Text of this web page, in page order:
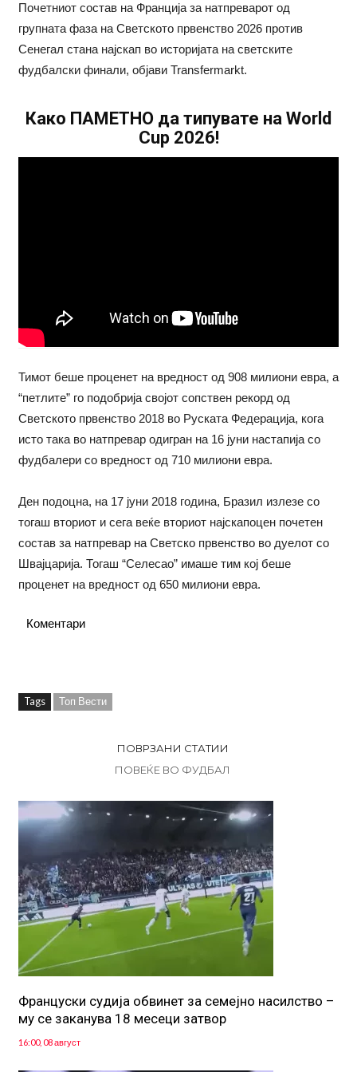
Почетниот состав на Франција за натпреварот од
групната фаза на Светското првенство 2026 против
Сенегал стана најскап во историјата на светските
фудбалски финали, објави Transfermarkt.
Како ПАМЕТНО да типувате на World
Cup 2026!
Тимот беше проценет на вредност од 908 милиони евра, а
“петлите” го подобрија својот сопствен рекорд од
Светското првенство 2018 во Руската Федерација, кога
исто така во натпревар одигран на 16 јуни настапија со
фудбалери со вредност од 710 милиони евра.
Ден подоцна, на 17 јуни 2018 година, Бразил излезе со
тогаш вториот и сега веќе вториот најскапоцен почетен
состав за натпревар на Светско првенство во дуелот со
Швајцарија. Тогаш “Селесао” имаше тим кој беше
проценет на вредност од 650 милиони евра.
Коментари
Tags Топ Вести
ПОВРЗАНИ СТАТИИ
ПОВЕЌЕ ВО ФУДБАЛ
Француски судија обвинет за семејно насилство –
му се заканува 18 месеци затвор
16:00, 08 август